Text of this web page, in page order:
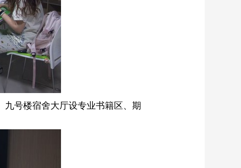
九号楼宿舍大厅设专业书籍区、期